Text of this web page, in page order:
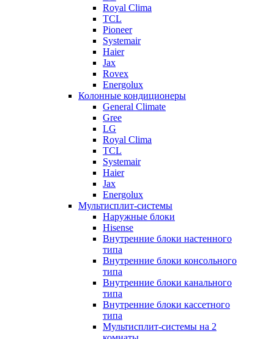
Royal Clima
TCL
Pioneer
Systemair
Haier
Jax
Rovex
Energolux
Колонные кондиционеры
General Climate
Gree
LG
Royal Clima
TCL
Systemair
Haier
Jax
Energolux
Мультисплит-системы
Наружные блоки
Hisense
Внутренние блоки настенного
типа
Внутренние блоки консольного
типа
Внутренние блоки канального
типа
Внутренние блоки кассетного
типа
Мультисплит-системы на 2